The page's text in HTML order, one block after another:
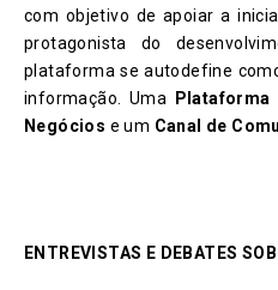
com objetivo de apoiar a
protagonista do
plataforma se autodefine
informação. Uma
Plataforma
Negócios e um Canal de
ENTREVISTAS E DEBATES